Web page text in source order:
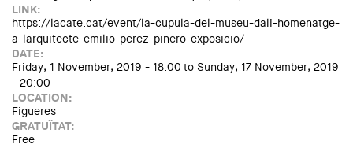
LINK:
https://lacate.cat/event/la-cupula-del-museu-dali-homenatge-
a-larquitecte-emilio-perez-pinero-exposicio/
DATE:
Friday, 1 November, 2019 - 18:00 to Sunday, 17 November, 2019
- 20:00
LOCATION:
Figueres
GRATUÏTAT:
Free